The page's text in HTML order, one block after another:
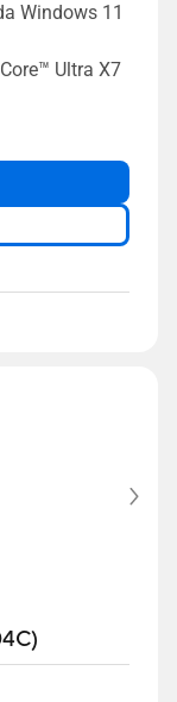
Windows 11
Ultra X7
14 pulgadas
a partir de
ventilador
con